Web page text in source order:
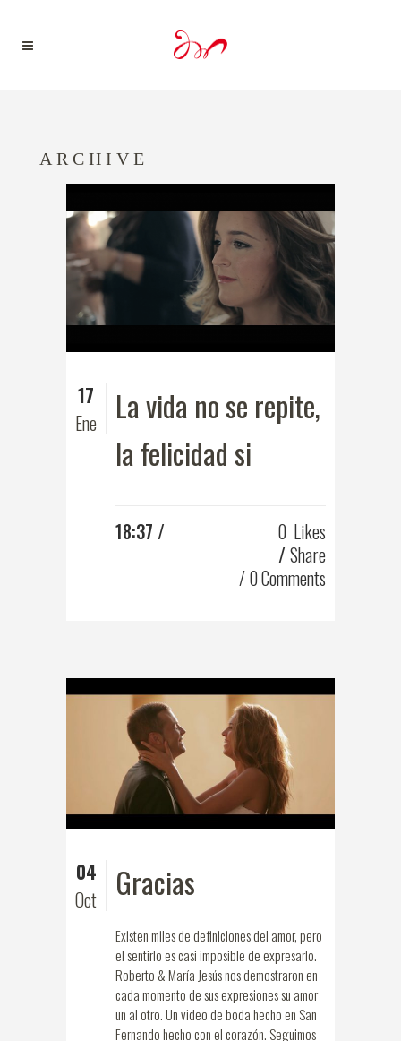
ARCHIVE
17
Ene
La vida no se repite,
la felicidad si
18:37 / 0 Likes
Share
0 Comments
04
Oct Gracias
Existen miles de definiciones del amor, pero
el sentirlo es casi imposible de expresarlo.
Roberto & María Jesús nos demostraron en
cada momento de sus expresiones su amor
un al otro. Un video de boda hecho en San
Fernando hecho con el corazón. Seguimos